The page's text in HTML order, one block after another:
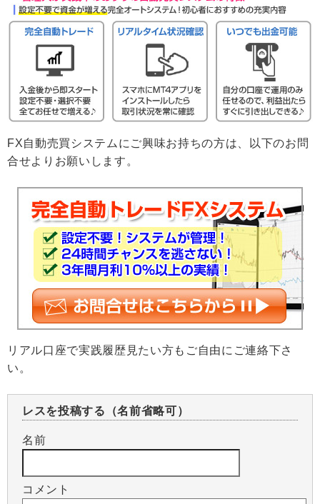
FX自動売買システムにご興味お持ちの方は、以下のお問
合せよりお願いします。
リアル口座で実践履歴見たい方もご自由にご連絡下さ
い。
レスを投稿する（名前省略可）
名前
コメント